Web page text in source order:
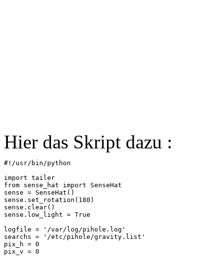
Hier das Skript dazu :
#!/usr/bin/python
import tailer
from sense_hat import SenseHat
sense = SenseHat()
sense.set_rotation(180)
sense.clear()
sense.low_light = True
logfile = '/var/log/pihole.log'
searchs = '/etc/pihole/gravity.list'
pix_h = 0
pix_v = 0